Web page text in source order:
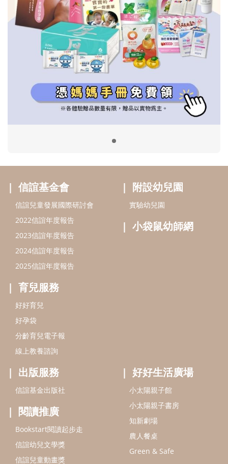
信誼基金會
2022信誼年度報告
2023信誼年度報告
2024信誼年度報告
好孕袋
分齡育兒電子報
線上教養諮詢
附設幼兒園
小袋鼠幼師網
出版服務
信誼基金出版社
閱讀推廣
Bookstart閱讀起步走
信誼幼兒文學獎
信誼兒童動畫獎
小袋鼠說故事劇團
service@hsin-yi.org.tw
信誼好好育兒
小太陽親子書房
(02)2396-5305轉2345 (週一～週五 9:00～18:00)
認識信誼 合作洽談 智慧財產權聲明
本網站建議使用IE9(含以上)或 Google Chrome 版本瀏覽器
信誼基金會/上誼文化實業股份有限公司 版權所有 ©